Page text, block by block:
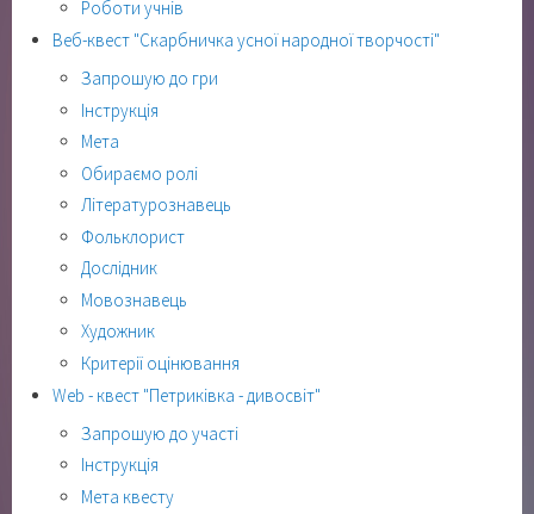
Роботи учнів
Веб-квест "Скарбничка усної народної творчості"
Запрошую до гри
Інструкція
Мета
Обираємо ролі
Літературознавець
Фольклорист
Дослідник
Мовознавець
Художник
Критерії оцінювання
Web - квест "Петриківка - дивосвіт"
Запрошую до участі
Інструкція
Мета квесту